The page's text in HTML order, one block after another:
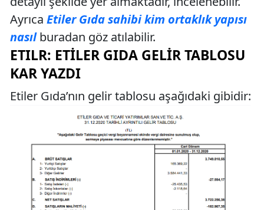
Ayrıca Etiler Gıda sahibi kim ortaklık yapısı
nasılburadan göz atılabilir.
ETILR: ETILER GIDA GELIR TABLOSU
KAR YAZDI
Etiler Gıda’nın gelir tablosu aşağıdaki gibidir: